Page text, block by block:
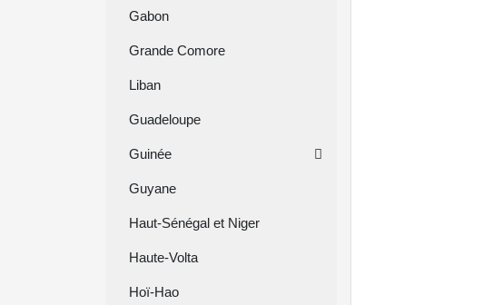
Gabon
Grande Comore
Liban
Guadeloupe
Guinée
Guyane
Haut-Sénégal et Niger
Haute-Volta
Hoï-Hao